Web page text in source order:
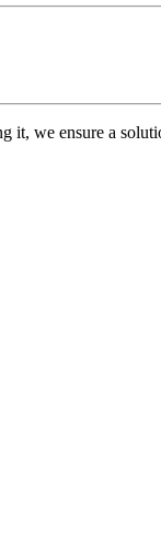
we ensure a